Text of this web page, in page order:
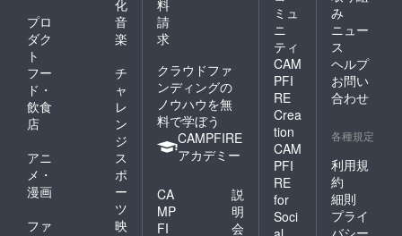
化
プロ
ダク
ト
音
楽
フー
ド・
飲食
店
チ
ャ
レ
ン
ジ
アニ
メ・
漫画
ス
ポ
ー
ツ
ファ
映
料
請
求
クラウドファ
ンディングの
ノウハウを無
料で学ぼう
CAMPFIRE
アカデミー
CA
MP
FI
説
明
会
ミュ
ニ
ティ
CAM
PFI
RE
Crea
tion
CAM
PFI
RE
for
Soci
み
ニュー
ス
ヘルプ
お問い
合わせ
各種規定
利用規
約
細則
プライ